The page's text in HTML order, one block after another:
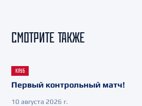
СМОТРИТЕ ТАКЖЕ
КЛУБ
Первый контрольный матч!
10 августа 2026 г.